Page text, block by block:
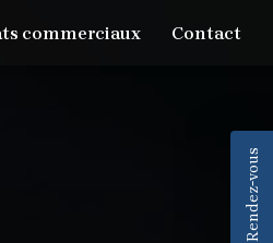
Rendez-vous
commerciaux Contact